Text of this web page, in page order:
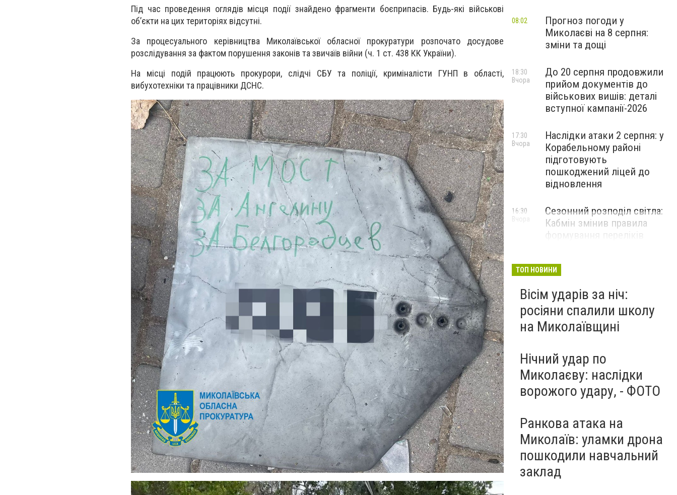
Під час проведення оглядів місця події знайдено фрагменти боєприпасів. Будь-які військові
об’єкти на цих територіях відсутні.
За процесуального керівництва Миколаївської обласної прокуратури розпочато досудове
розслідування за фактом порушення законів та звичаїв війни (ч. 1 ст. 438 КК України).
На місці подій працюють прокурори, слідчі СБУ та поліції, криміналісти ГУНП в області,
вибухотехніки та працівники ДСНС.
Прогноз погоди у
Миколаєві на 8 серпня:
зміни та дощі
08:02
До 20 серпня продовжили
прийом документів до
військових вишів: деталі
вступної кампанії-2026
18:30
Вчора
Наслідки атаки 2 серпня: у
Корабельному районі
підготовують
пошкоджений ліцей до
відновлення
17:30
Вчора
Сезонний розподіл світла:
Кабмін змінив правила
16:30
Вчора
ТОП НОВИНИ
Вісім ударів за ніч:
росіяни спалили школу
на Миколаївщині
Нічний удар по
Миколаєву: наслідки
ворожого удару, - ФОТО
Ранкова атака на
Миколаїв: уламки дрона
пошкодили навчальний
заклад